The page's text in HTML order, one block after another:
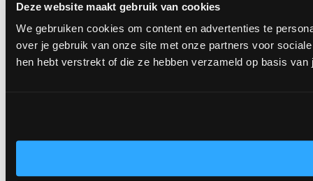
Deze website maakt gebruik van cookies
We gebruiken cookies om content en advertenties te
over je gebruik van onze site met onze partners voor
hen hebt verstrekt of die ze hebben verzameld op basis van